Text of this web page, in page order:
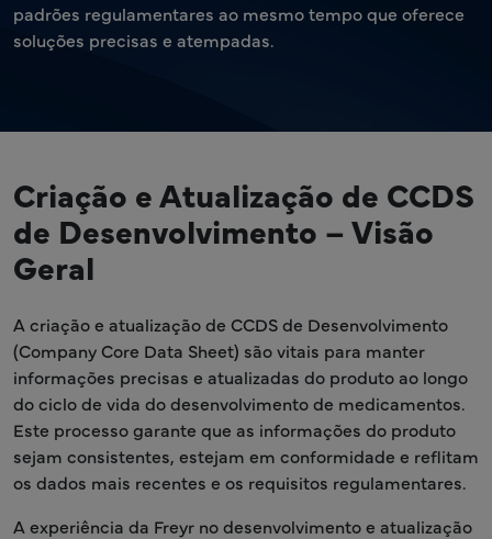
padrões regulamentares ao mesmo tempo que oferece
soluções precisas e atempadas.
Criação e Atualização de CCDS
de Desenvolvimento – Visão
Geral
A criação e atualização de CCDS de Desenvolvimento
(Company Core Data Sheet) são vitais para manter
informações precisas e atualizadas do produto ao longo
do ciclo de vida do desenvolvimento de medicamentos.
Este processo garante que as informações do produto
sejam consistentes, estejam em conformidade e reflitam
os dados mais recentes e os requisitos regulamentares.
A experiência da Freyr no desenvolvimento e atualização